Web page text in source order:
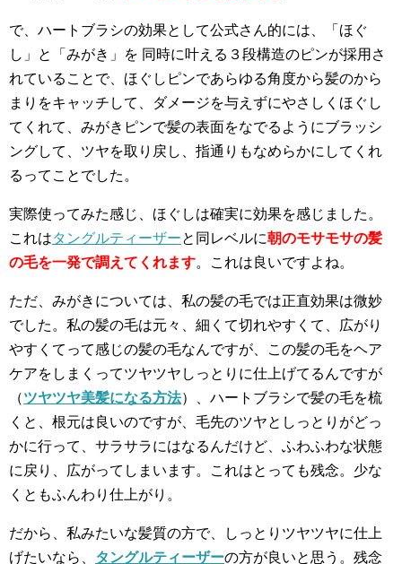
で、ハートブラシの効果として公式さん的には、「ほぐ
し」と「みがき」を 同時に叶える３段構造のピンが採用さ
れていることで、ほぐしピンであらゆる角度から髪のから
まりをキャッチして、ダメージを与えずにやさしくほぐし
てくれて、みがきピンで髪の表面をなでるようにブラッシ
ングして、ツヤを取り戻し、指通りもなめらかにしてくれ
るってことでした。
実際使ってみた感じ、ほぐしは確実に効果を感じました。
これはタングルティーザーと同レベルに朝のモサモサの髪
の毛を一発で調えてくれます。これは良いですよね。
ただ、みがきについては、私の髪の毛では正直効果は微妙
でした。私の髪の毛は元々、細くて切れやすくて、広がり
やすくてって感じの髪の毛なんですが、この髪の毛をヘア
ケアをしまくってツヤツヤしっとりに仕上げてるんですが
（ツヤツヤ美髪になる方法）、ハートブラシで髪の毛を梳
くと、根元は良いのですが、毛先のツヤとしっとりがどっ
かに行って、サラサラにはなるんだけど、ふわふわな状態
に戻り、広がってしまいます。これはとっても残念。少な
くともふんわり仕上がり。
だから、私みたいな髪質の方で、しっとりツヤツヤに仕上
げたいなら、 タングルティーザーの方が良いと思う。残念